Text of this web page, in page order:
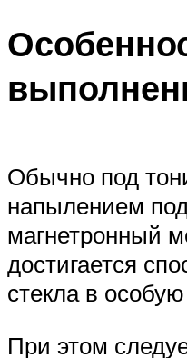
Обычно под
напылением
магнетронный
достигается
стекла в
При этом